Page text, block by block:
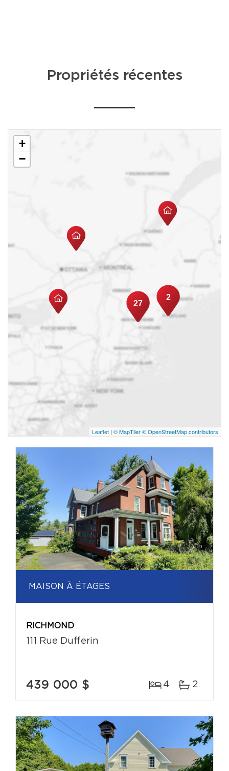
Propriétés récentes
2
27
+
−
Leaflet | © MapTiler© OpenStreetMap contributors
MAISON À ÉTAGES
RICHMOND
111 Rue Dufferin
439 000 $ 4 2